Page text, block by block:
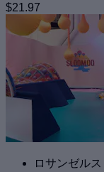
$21.97
ロサンゼルス